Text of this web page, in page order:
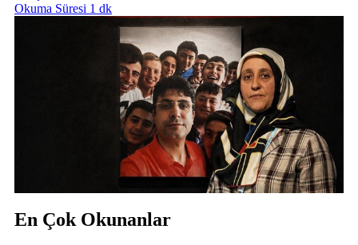
Okuma Süresi 1 dk
En Çok Okunanlar